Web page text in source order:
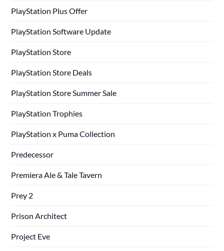
PlayStation Plus Offer
PlayStation Software Update
PlayStation Store
PlayStation Store Deals
PlayStation Store Summer Sale
PlayStation Trophies
PlayStation x Puma Collection
Predecessor
Premiera Ale & Tale Tavern
Prey 2
Prison Architect
Project Eve